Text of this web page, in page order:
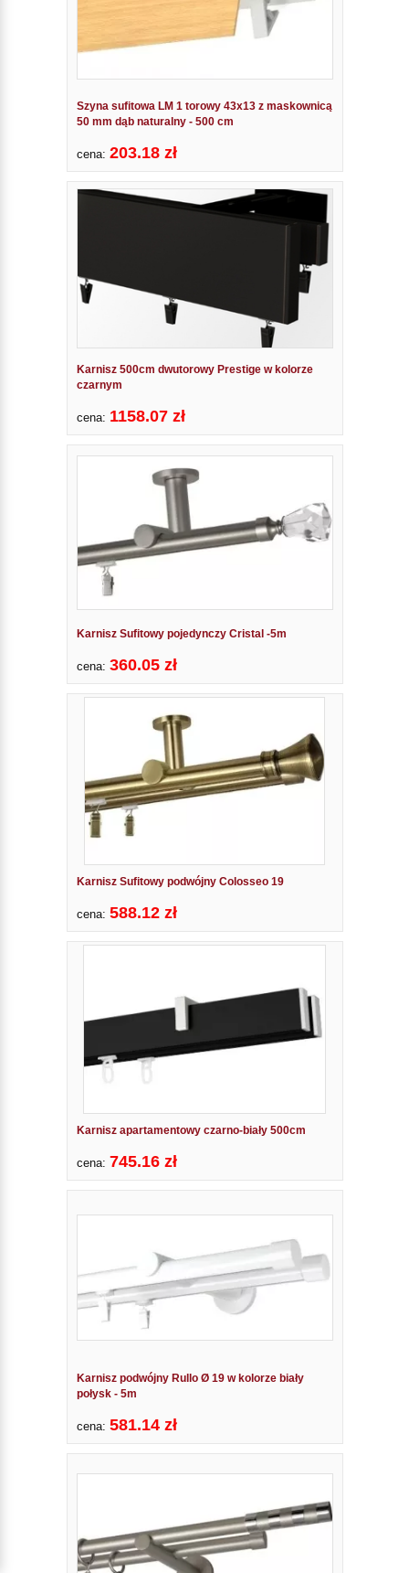
Szyna sufitowa LM 1 torowy 43x13 z maskownicą
50 mm dąb naturalny - 500 cm
cena: 203.18 zł
Karnisz 500cm dwutorowy Prestige w kolorze
czarnym
cena: 1158.07 zł
Karnisz Sufitowy pojedynczy Cristal -5m
cena: 360.05 zł
Karnisz Sufitowy podwójny Colosseo 19
cena: 588.12 zł
Karnisz apartamentowy czarno-biały 500cm
cena: 745.16 zł
Karnisz podwójny Rullo Ø 19 w kolorze biały
połysk - 5m
cena: 581.14 zł